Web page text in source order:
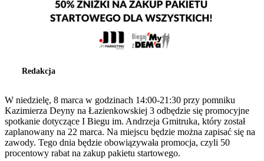
Redakcja
W niedzielę, 8 marca w godzinach 14:00-21:30 przy pomniku
Kazimierza Deyny na Łazienkowskiej 3 odbędzie się promocyjne
spotkanie dotyczące I Biegu im. Andrzeja Gmitruka, który został
zaplanowany na 22 marca. Na miejscu będzie można zapisać się na
zawody. Tego dnia będzie obowiązywała promocja, czyli 50
procentowy rabat na zakup pakietu startowego.